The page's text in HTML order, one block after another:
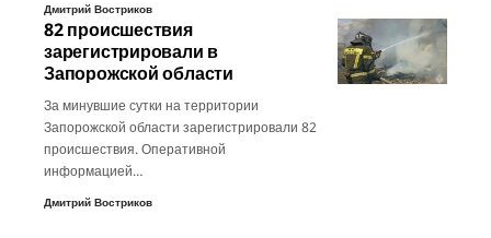
Дмитрий Востриков
82 происшествия
зарегистрировали в
Запорожской области
За минувшие сутки на территории
Запорожской области зарегистрировали 82
происшествия. Оперативной
информацией…
Дмитрий Востриков